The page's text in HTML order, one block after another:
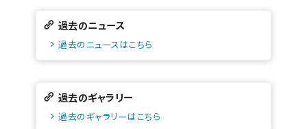
過去のニュース
過去のニュースはこちら
過去のギャラリー
過去のギャラリーはこちら